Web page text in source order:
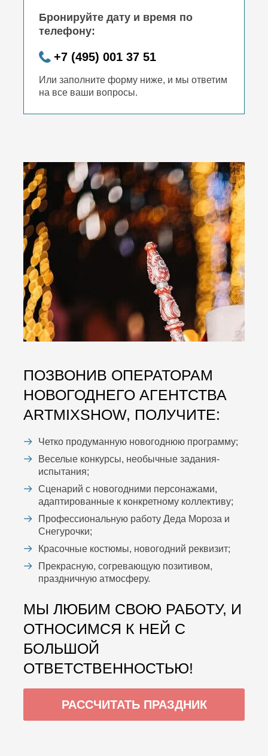
Бронируйте дату и время по
телефону:
+7 (495) 001 37 51
Или заполните форму ниже, и мы ответим
на все ваши вопросы.
ПОЗВОНИВ ОПЕРАТОРАМ
НОВОГОДНЕГО АГЕНТСТВА
ARTMIXSHOW, ПОЛУЧИТЕ:
Четко продуманную новогоднюю программу;
Веселые конкурсы, необычные задания-
испытания;
Сценарий с новогодними персонажами,
адаптированные к конкретному коллективу;
Профессиональную работу Деда Мороза и
Снегурочки;
Красочные костюмы, новогодний реквизит;
Прекрасную, согревающую позитивом,
праздничную атмосферу.
МЫ ЛЮБИМ СВОЮ РАБОТУ, И
ОТНОСИМСЯ К НЕЙ С
БОЛЬШОЙ
ОТВЕТСТВЕННОСТЬЮ!
РАССЧИТАТЬ ПРАЗДНИК